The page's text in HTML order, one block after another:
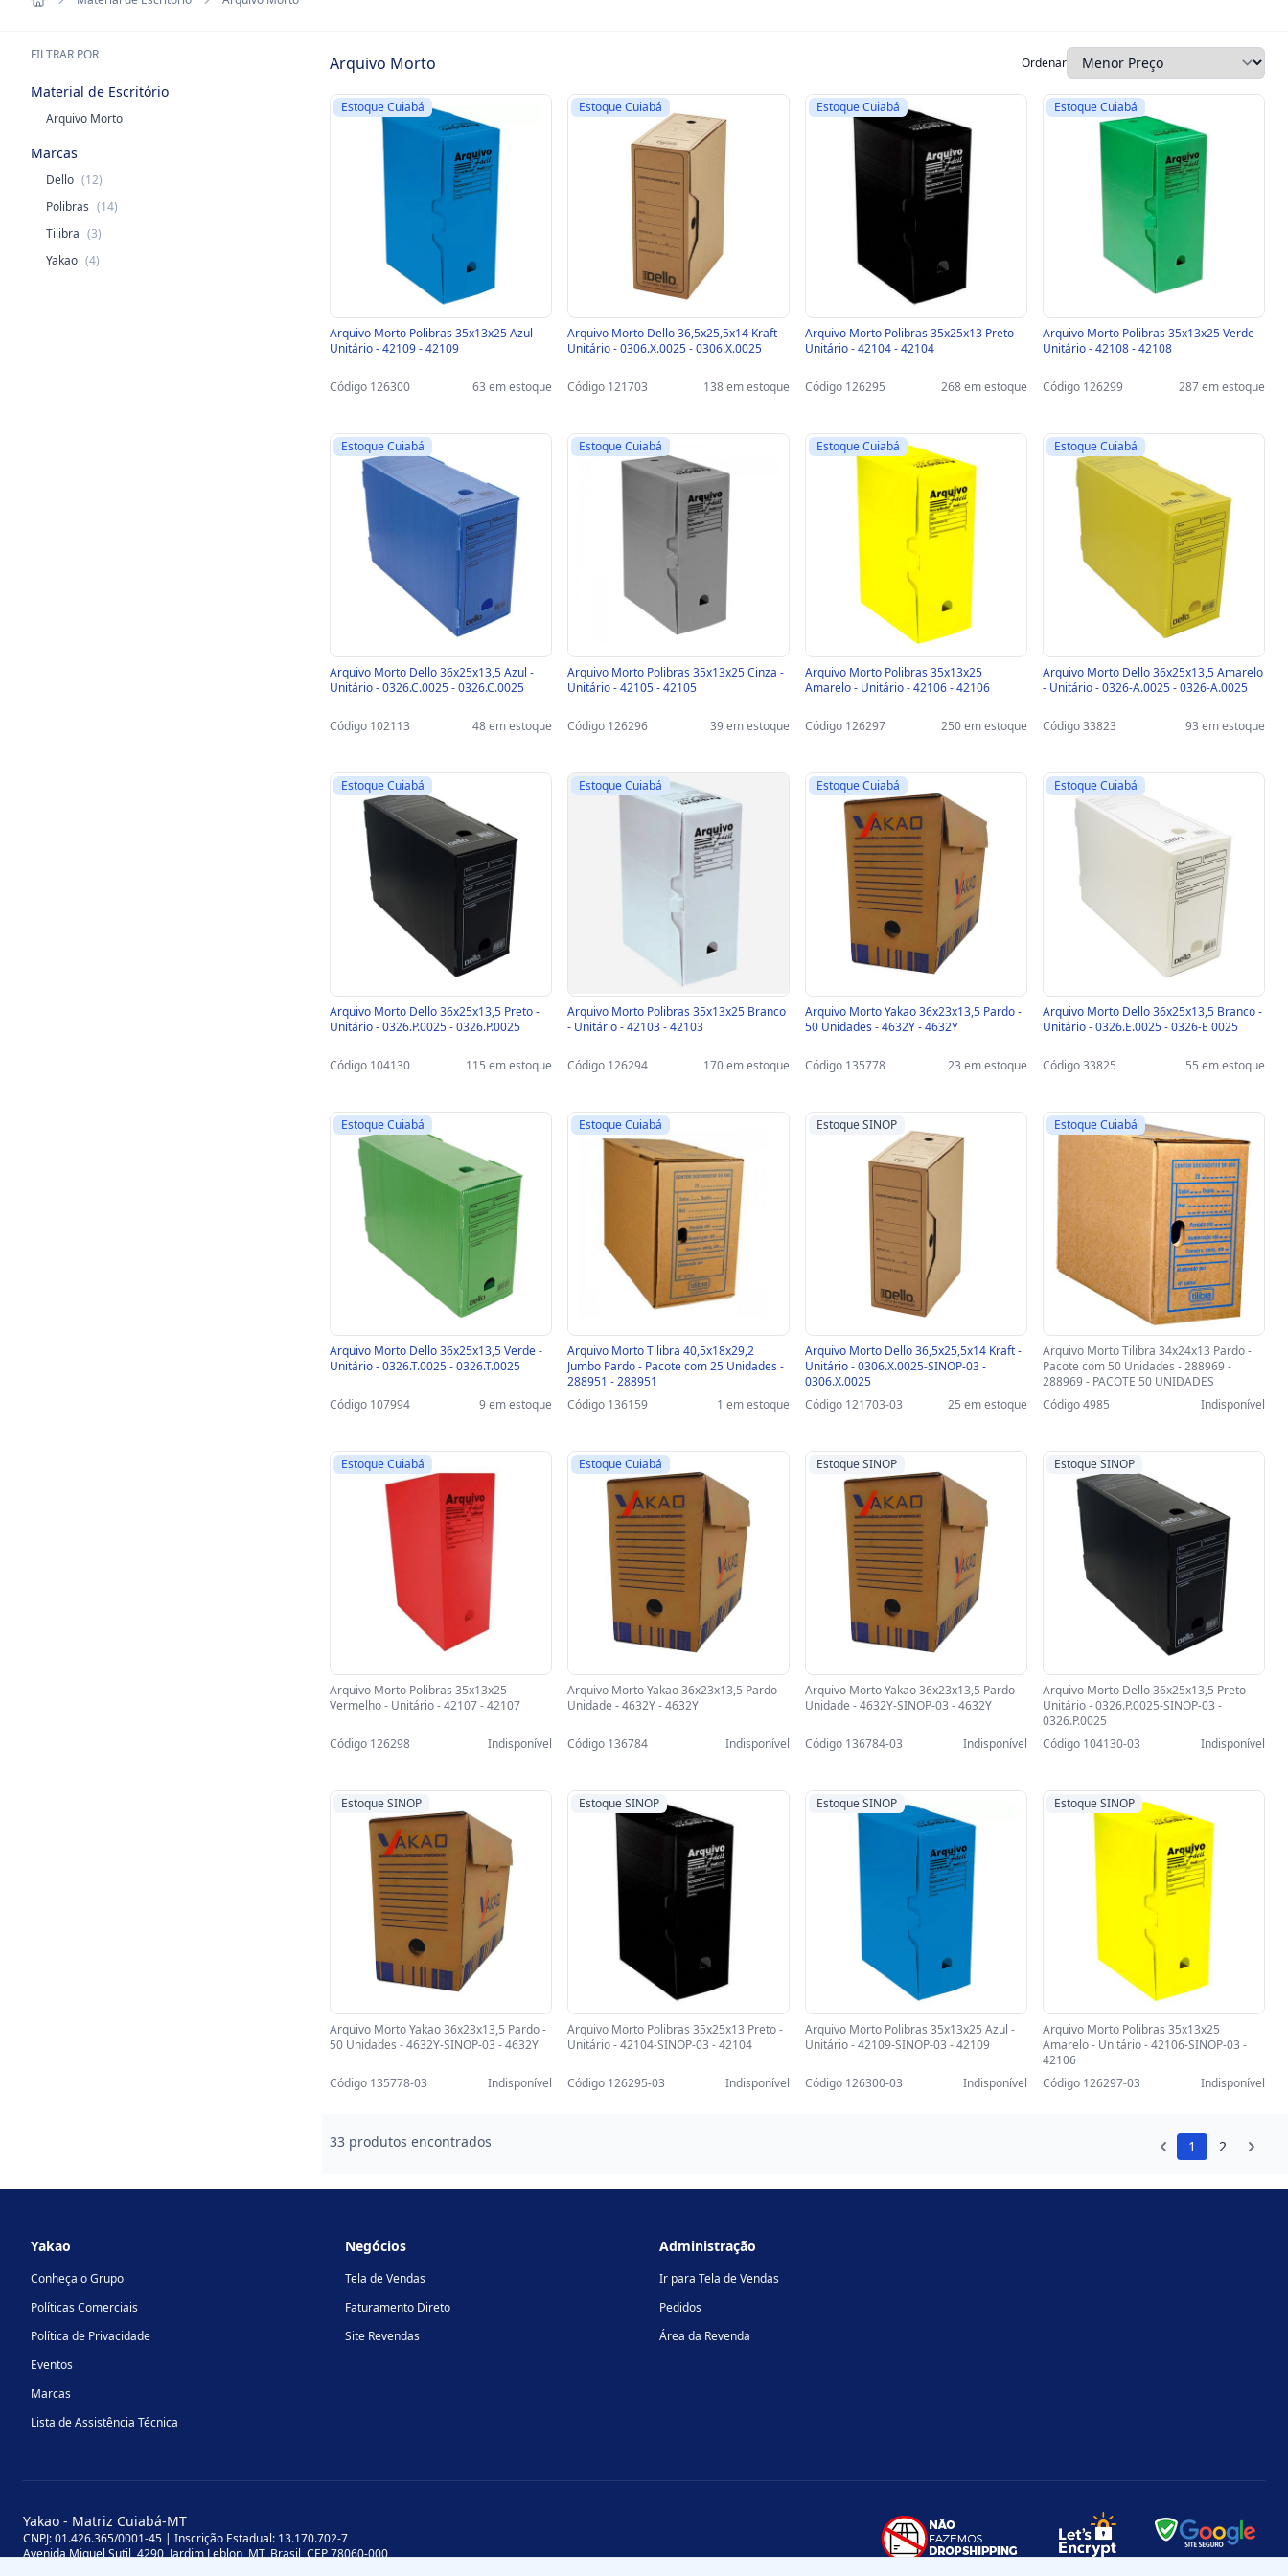
FILTRAR POR Arquivo Morto Ordenar
Material de Escritório
Arquivo Morto
Marcas
Dello (12)
Polibras (14)
Tilibra (3)
Yakao (4)
Estoque Cuiabá
Arquivo Morto Polibras 35x13x25 Azul -
Unitário - 42109 - 42109
Código 126300 63 em estoque
Estoque Cuiabá
Arquivo Morto Dello 36,5x25,5x14 Kraft -
Unitário - 0306.X.0025 - 0306.X.0025
Código 121703 138 em estoque
Estoque Cuiabá
Arquivo Morto Polibras 35x25x13 Preto -
Unitário - 42104 - 42104
Código 126295 268 em estoque
Estoque Cuiabá
Arquivo Morto Polibras 35x13x25 Verde -
Unitário - 42108 - 42108
Código 126299 287 em estoque
Estoque Cuiabá
Arquivo Morto Dello 36x25x13,5 Azul -
Unitário - 0326.C.0025 - 0326.C.0025
Código 102113 48 em estoque
Estoque Cuiabá
Arquivo Morto Polibras 35x13x25 Cinza -
Unitário - 42105 - 42105
Código 126296 39 em estoque
Estoque Cuiabá
Arquivo Morto Polibras 35x13x25
Amarelo - Unitário - 42106 - 42106
Código 126297 250 em estoque
Estoque Cuiabá
Arquivo Morto Dello 36x25x13,5 Amarelo
- Unitário - 0326-A.0025 - 0326-A.0025
Código 33823 93 em estoque
Estoque Cuiabá
Arquivo Morto Dello 36x25x13,5 Preto -
Unitário - 0326.P.0025 - 0326.P.0025
Código 104130 115 em estoque
Estoque Cuiabá
Arquivo Morto Polibras 35x13x25 Branco
- Unitário - 42103 - 42103
Código 126294 170 em estoque
Estoque Cuiabá
Arquivo Morto Yakao 36x23x13,5 Pardo -
50 Unidades - 4632Y - 4632Y
Código 135778 23 em estoque
Estoque Cuiabá
Arquivo Morto Dello 36x25x13,5 Branco -
Unitário - 0326.E.0025 - 0326-E 0025
Código 33825 55 em estoque
Estoque Cuiabá
Arquivo Morto Dello 36x25x13,5 Verde -
Unitário - 0326.T.0025 - 0326.T.0025
Código 107994 9 em estoque
Estoque Cuiabá
Arquivo Morto Tilibra 40,5x18x29,2
Jumbo Pardo - Pacote com 25 Unidades -
288951 - 288951
Código 136159
1 em estoque
Estoque SINOP
Arquivo Morto Dello 36,5x25,5x14 Kraft -
Unitário - 0306.X.0025-SINOP-03 -
0306.X.0025
Código 121703-03
25 em estoque
Estoque Cuiabá
Arquivo Morto Tilibra 34x24x13 Pardo -
Pacote com 50 Unidades - 288969 -
288969 - PACOTE 50 UNIDADES
Código 4985
Indisponível
Estoque Cuiabá
Arquivo Morto Polibras 35x13x25
Vermelho - Unitário - 42107 - 42107
Código 126298 Indisponível
Estoque Cuiabá
Arquivo Morto Yakao 36x23x13,5 Pardo -
Unidade - 4632Y - 4632Y
Código 136784 Indisponível
Estoque SINOP
Arquivo Morto Yakao 36x23x13,5 Pardo -
Unidade - 4632Y-SINOP-03 - 4632Y
Código 136784-03 Indisponível
Estoque SINOP
Arquivo Morto Dello 36x25x13,5 Preto -
Unitário - 0326.P.0025-SINOP-03 -
0326.P.0025
Código 104130-03
Indisponível
Estoque SINOP
Arquivo Morto Yakao 36x23x13,5 Pardo -
50 Unidades - 4632Y-SINOP-03 - 4632Y
Código 135778-03 Indisponível
Estoque SINOP
Arquivo Morto Polibras 35x25x13 Preto -
Unitário - 42104-SINOP-03 - 42104
Código 126295-03 Indisponível
Estoque SINOP
Arquivo Morto Polibras 35x13x25 Azul -
Unitário - 42109-SINOP-03 - 42109
Código 126300-03 Indisponível
Estoque SINOP
Arquivo Morto Polibras 35x13x25
Amarelo - Unitário - 42106-SINOP-03 -
42106
Código 126297-03
Indisponível
33 produtos encontrados 1 2
Yakao
Conheça o Grupo
Políticas Comerciais
Política de Privacidade
Eventos
Marcas
Lista de Assistência Técnica
Negócios
Tela de Vendas
Faturamento Direto
Site Revendas
Administração
Ir para Tela de Vendas
Pedidos
Área da Revenda
Yakao - Matriz Cuiabá-MT
CNPJ: 01.426.365/0001-45 | Inscrição Estadual: 13.170.702-7
Avenida Miguel Sutil, 4290, Jardim Leblon, MT, Brasil, CEP 78060-000